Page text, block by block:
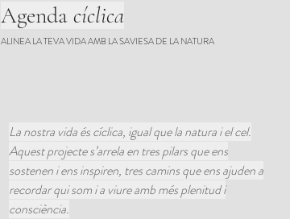
Agenda cíclica
ALINEA LA TEVA VIDA AMB LA SAVIESA DE LA NATURA
La nostra vida és cíclica, igual que la natura i el cel.
Aquest projecte s’arrela en tres pilars que ens
sostenen i ens inspiren, tres camins que ens ajuden a
recordar qui som i a viure amb més plenitud i
consciència.